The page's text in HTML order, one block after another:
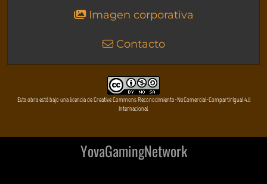
Imagen corporativa
Contacto
Esta obra está bajo una licencia de Creative Commons Reconocimiento-NoComercial-CompartirIgual 4.0
Internacional
YovaGamingNetwork